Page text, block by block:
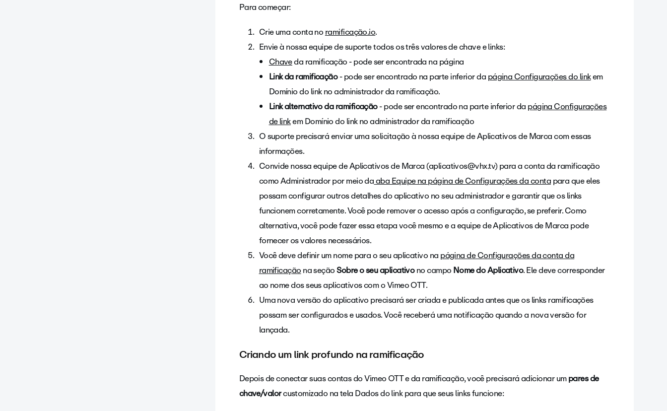
Para começar:
Crie uma conta noramificação.io.
Envie à nossa equipe de suporte todos os três valores de chave e links:
Chaveda ramificação- pode ser encontrada na página
Link da ramificação- pode ser encontrado na parte inferior dapágina Configurações do linkem
Domínio do link no administrador da ramificação.
Link alternativo da ramificação- pode ser encontrado na parte inferior dapágina Configurações
de linkem Domínio do link no administrador da ramificação
O suporte precisará enviar uma solicitação à nossa equipe de Aplicativos de Marca com essas
informações.
Convide nossa equipe de Aplicativos de Marca (aplicativos@vhx.tv)para a conta da ramificação
como Administrador por meio daaba Equipe na página de Configurações da contapara que eles
possam configurar outros detalhes do aplicativo no seu administrador e garantir que os links
funcionem corretamente. Você pode remover o acesso após a configuração, se preferir. Como
alternativa, você pode fazer essa etapa você mesmo e a equipe de Aplicativos de Marca pode
fornecer os valores necessários.
Você deve definir um nome para o seu aplicativo napágina de Configurações da conta da
ramificaçãona seçãoSobre o seu aplicativono campoNome do Aplicativo. Ele deve corresponder
ao nome dos seus aplicativos com o Vimeo OTT.
Uma nova versão do aplicativo precisará ser criada e publicada antes que os links ramificações
possam ser configurados e usados. Você receberá uma notificação quando a nova versão for
lançada.
Criando um link profundo na ramificação
Depois de conectar suas contas do Vimeo OTT e da ramificação, você precisaráadicionar umpares de
chave/valorcustomizado na tela Dados do link para que seus links funcione: